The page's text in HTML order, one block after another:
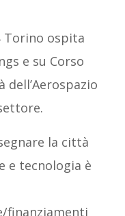
Torino ospita
e su Corso
la città
e tecnologia è
finanziamenti